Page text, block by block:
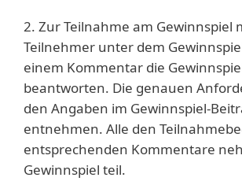
2. Zur Teilnahme am Gewinnspiel
Teilnehmer unter dem
einem Kommentar die
beantworten. Die genauen
den Angaben im Gewinnspiel-
entnehmen. Alle den
entsprechenden Kommentare
Gewinnspiel teil.